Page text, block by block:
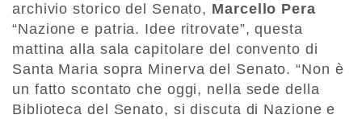
archivio storico del Senato, Marcello Pera
“Nazione e patria. Idee ritrovate”, questa
mattina alla sala capitolare del convento di
Santa Maria sopra Minerva del Senato. “Non è
un fatto scontato che oggi, nella sede della
Biblioteca del Senato, si discuta di Nazione e